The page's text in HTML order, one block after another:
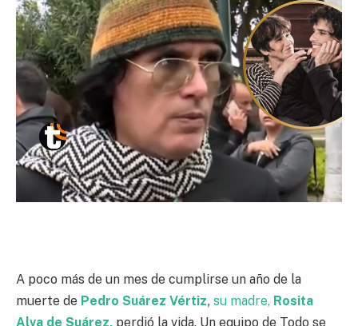
A poco más de un mes de cumplirse un año de la
muerte de Pedro Suárez Vértiz, su madre, Rosita
Alva de Suárez, perdió la vida. Un equipo de Todo se